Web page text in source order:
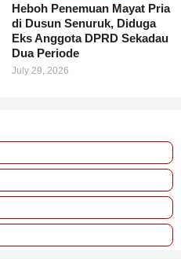
Heboh Penemuan Mayat Pria
di Dusun Senuruk, Diduga
Eks Anggota DPRD Sekadau
Dua Periode
July 29, 2026